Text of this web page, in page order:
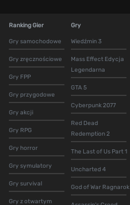
Ranking Gier
Gry samochodowe
Gry zręcznościowe
Gry FPP
Gry przygodowe
Gry akcji
Gry RPG
Gry horror
Gry symulatory
Gry survival
Gry z otwartym
Gry
Wiedźmin 3
Mass Effect Edycja
Legendarna
GTA 5
Cyberpunk 2077
Red Dead
Redemption 2
The Last of Us Part 1
Uncharted 4
God of War Ragnarok